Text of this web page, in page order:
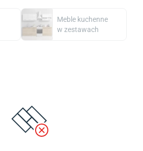
Meble kuchenne
w zestawach